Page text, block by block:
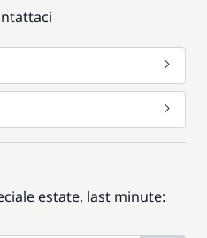
estate, last minute: